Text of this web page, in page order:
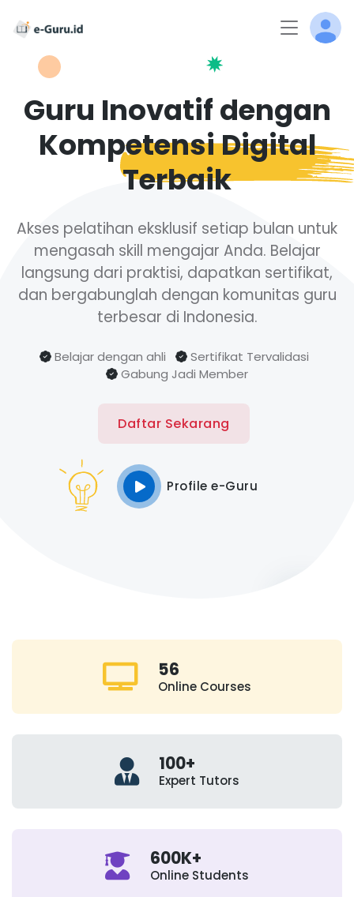
Guru Inovatif dengan
KompetensiDigital
Terbaik
Akses pelatihan eksklusif setiap bulan untuk
mengasah skill mengajar Anda. Belajar
langsung dari praktisi, dapatkan sertifikat,
dan bergabunglah dengan komunitas guru
terbesar di Indonesia.
Belajar dengan ahli
Sertifikat Tervalidasi
Gabung Jadi Member
Daftar Sekarang
Profile e-Guru
56
Online Courses
100+
Expert Tutors
600K+
Online Students